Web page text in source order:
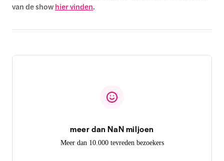
van de showhier vinden.
meer dan NaN miljoen
Meer dan 10.000 tevreden bezoekers